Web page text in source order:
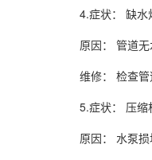
4.症状： 缺水
原因： 管道
维修： 检查
5.症状： 压缩
原因： 水泵损